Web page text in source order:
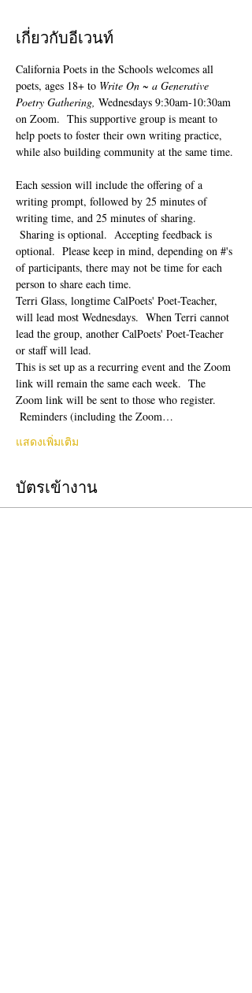
เกี่ยวกับอีเวนท์
California Poets in the Schools welcomes all
poets, ages 18+ to Write On ~ a Generative
Poetry Gathering, Wednesdays 9:30am-10:30am
on Zoom.  This supportive group is meant to
help poets to foster their own writing practice,
while also building community at the same time.
Each session will include the offering of a
writing prompt, followed by 25 minutes of
writing time, and 25 minutes of sharing.
Sharing is optional.  Accepting feedback is
optional.  Please keep in mind, depending on #'s
of participants, there may not be time for each
person to share each time.
Terri Glass, longtime CalPoets' Poet-Teacher,
will lead most Wednesdays.  When Terri cannot
lead the group, another CalPoets' Poet-Teacher
or staff will lead.
This is set up as a recurring event and the Zoom
link will remain the same each week.  The
Zoom link will be sent to those who register.
Reminders (including the Zoom…
แสดงเพิ่มเติม
บัตรเข้างาน